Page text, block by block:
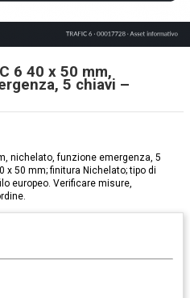
6 40 x 50 mm,
5 chiavi –
nichelato, funzione emergenza, 5
50 mm; finitura Nichelato; tipo di
europeo. Verificare misure,